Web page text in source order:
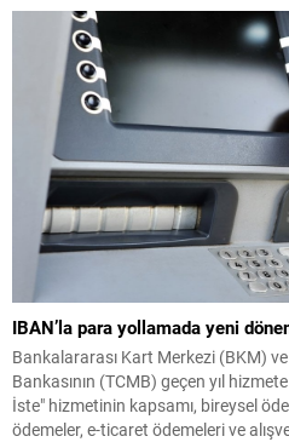
IBAN’la para yollamada yeni
Bankalararası Kart Merkezi (BKM)
Bankasının (TCMB) geçen yıl
İste" hizmetinin kapsamı, bireysel
ödemeler, e-ticaret ödemeleri ve